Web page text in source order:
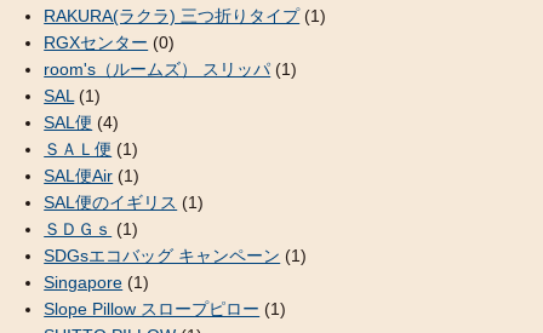
RAKURA(ラクラ) 三つ折りタイプ(1)
RGXセンター (0)
room's（ルームズ） スリッパ (1)
SAL (1)
SAL便 (4)
ＳＡＬ便 (1)
SAL便Air (1)
SAL便のイギリス (1)
ＳＤＧｓ (1)
SDGsエコバッグ キャンペーン (1)
Singapore (1)
Slope Pillow スロープピロー (1)